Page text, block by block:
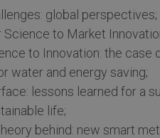
global perspectives;
to Market
to Innovation: the case
water and energy saving;
lessons learned for a
life;
behind: new smart